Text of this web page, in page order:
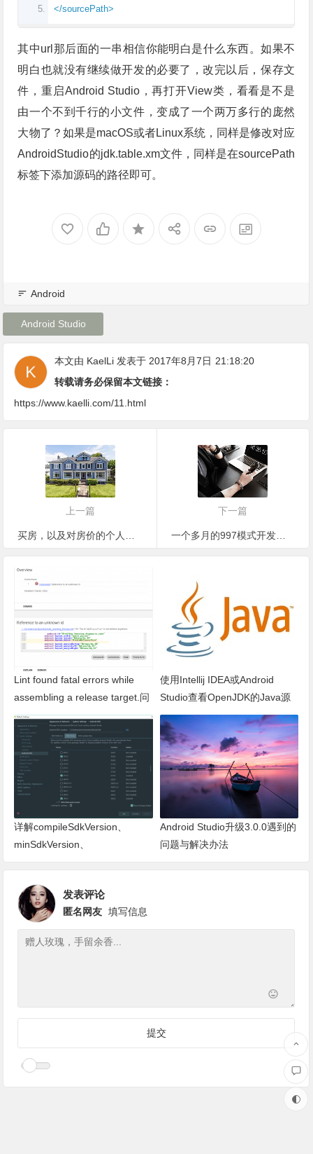
</sourcePath>
其中url那后面的一串相信你能明白是什么东西。如果不
明白也就没有继续做开发的必要了，改完以后，保存文
件，重启Android Studio，再打开View类，看看是不是
由一个不到千行的小文件，变成了一个两万多行的庞然
大物了？如果是macOS或者Linux系统，同样是修改对应
AndroidStudio的jdk.table.xm文件，同样是在sourcePath
标签下添加源码的路径即可。
Android
Android Studio
本文由 KaelLi 发表于 2017年8月7日 21:18:20
转载请务必保留本文链接：
https://www.kaelli.com/11.html
上一篇 下一篇
一个多月的997模式开发工作即将结束了
Lint found fatal errors while
assembling a release target.问
题的分析与解决
使用Intellij IDEA或Android
Studio查看OpenJDK的Java源
码
详解compileSdkVersion、
minSdkVersion、
targetSdkVersion及
迷茫
Android Studio升级3.0.0遇到的
问题与解决办法
发表评论
匿名网友 填写信息